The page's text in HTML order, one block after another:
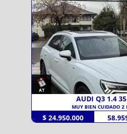
AUDI Q3 1.4 35
MUY BIEN CUIDADO 2
$ 24.950.000